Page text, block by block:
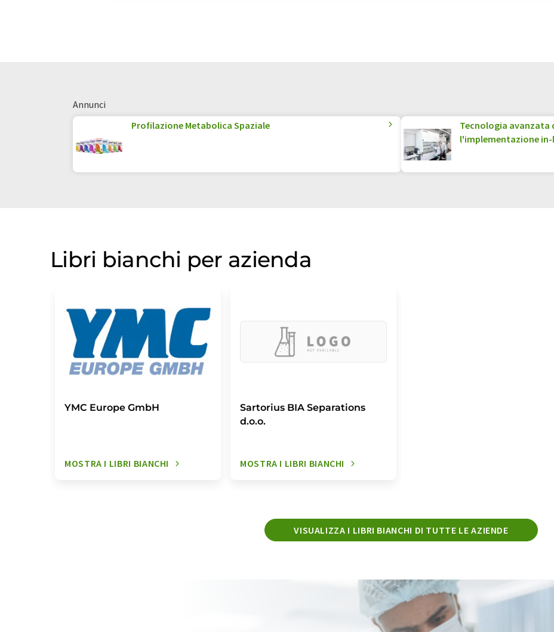
Annunci
Profilazione Metabolica Spaziale
Tecnologia avanzata
l'implementazione in-
Libri bianchi per azienda
YMC Europe GmbH
MOSTRA I LIBRI BIANCHI
Sartorius BIA Separations
d.o.o.
MOSTRA I LIBRI BIANCHI
VISUALIZZA I LIBRI BIANCHI DI TUTTE LE AZIENDE